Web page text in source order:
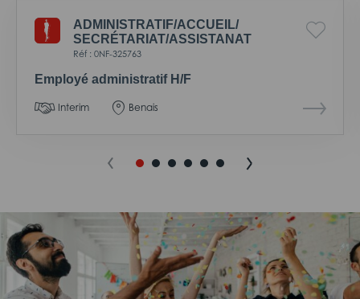
ADMINISTRATIF/ACCUEIL/
SECRÉTARIAT/ASSISTANAT
Réf : 0NF-325763
Employé administratif H/F
Interim Benais